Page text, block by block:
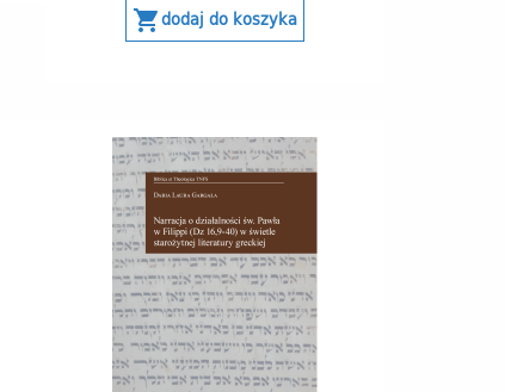
shopping_cartdodaj do koszyka